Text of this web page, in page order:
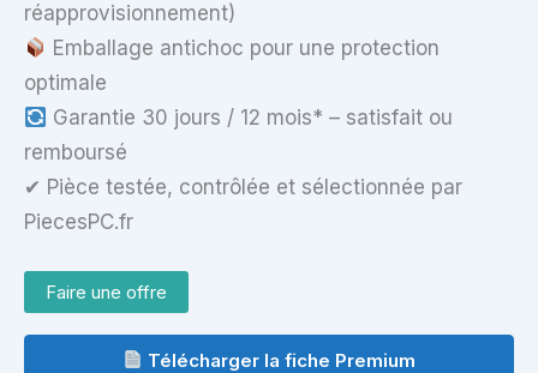
réapprovisionnement)
Emballage antichoc pour une protection
optimale
Garantie 30 jours / 12 mois* – satisfait ou
remboursé
✔ Pièce testée, contrôlée et sélectionnée par
PiecesPC.fr
Faire une offre
Télécharger la fiche Premium